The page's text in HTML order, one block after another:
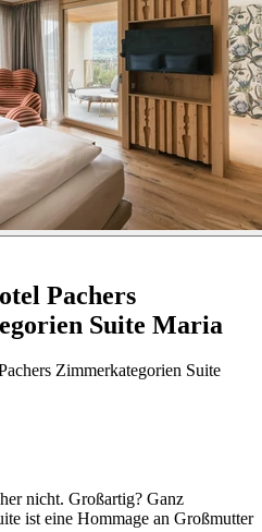
Pachers
Suite Maria
nicht. Großartig? Ganz
ist eine Hommage an Großmutter